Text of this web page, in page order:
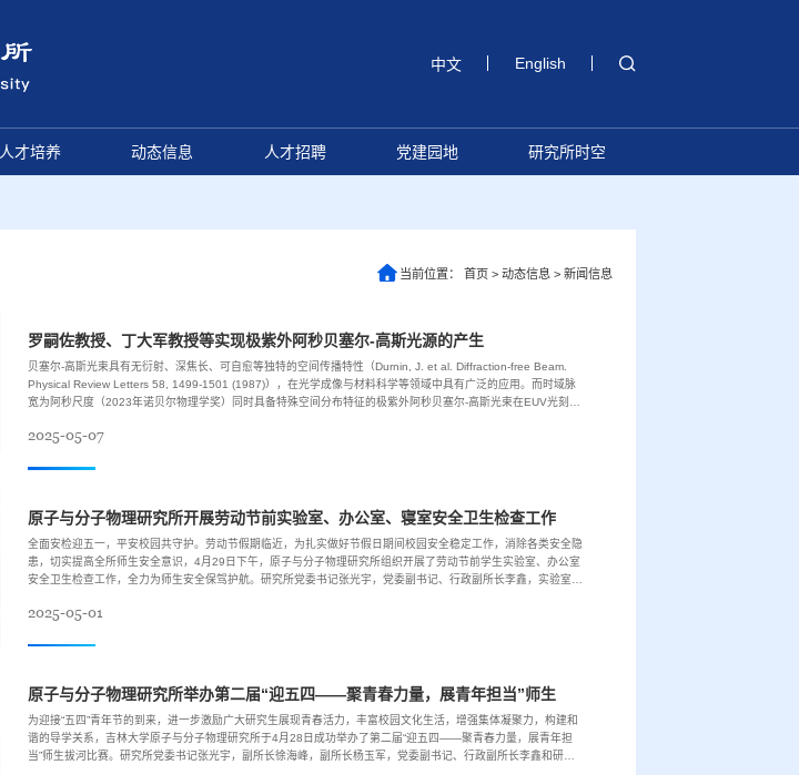
中文 English
人才培养 动态信息 人才招聘 党建园地 研究所时空
当前位置： 首页 > 动态信息 > 新闻信息
罗嗣佐教授、丁大军教授等实现极紫外阿秒贝塞尔-高斯光源的产生
贝塞尔-高斯光束具有无衍射、深焦长、可自愈等独特的空间传播特性（Durnin, J. et al. Diffraction-free Beam.
Physical Review Letters 58, 1499-1501 (1987)），在光学成像与材料科学等领域中具有广泛的应用。而时域脉
宽为阿秒尺度（2023年诺贝尔物理学奖）同时具备特殊空间分布特征的极紫外阿秒贝塞尔-高斯光束在EUV光刻、
2025-05-07
原子与分子物理研究所开展劳动节前实验室、办公室、寝室安全卫生检查工作
全面安检迎五一，平安校园共守护。劳动节假期临近，为扎实做好节假日期间校园安全稳定工作，消除各类安全隐
患，切实提高全所师生安全意识，4月29日下午，原子与分子物理研究所组织开展了劳动节前学生实验室、办公室
安全卫生检查工作，全力为师生安全保驾护航。研究所党委书记张光宇，党委副书记、行政副所长李鑫，实验室相
2025-05-01
原子与分子物理研究所举办第二届“迎五四——聚青春力量，展青年担当”师生拔河比赛
为迎接“五四”青年节的到来，进一步激励广大研究生展现青春活力，丰富校园文化生活，增强集体凝聚力，构建和
谐的导学关系，吉林大学原子与分子物理研究所于4月28日成功举办了第二届“迎五四——聚青春力量，展青年担
当”师生拔河比赛。研究所党委书记张光宇，副所长徐海峰，副所长杨玉军，党委副书记、行政副所长李鑫和研究